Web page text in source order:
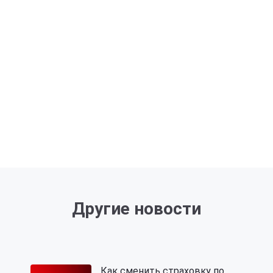
Другие новости
Как сменить страховку по